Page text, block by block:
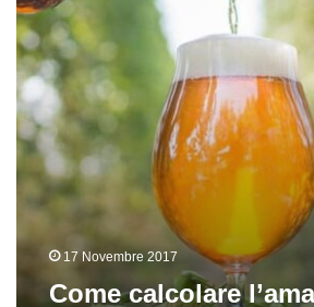
dosare
luppoli
nella
produzione
17 Novembre 2017
Come calcolare